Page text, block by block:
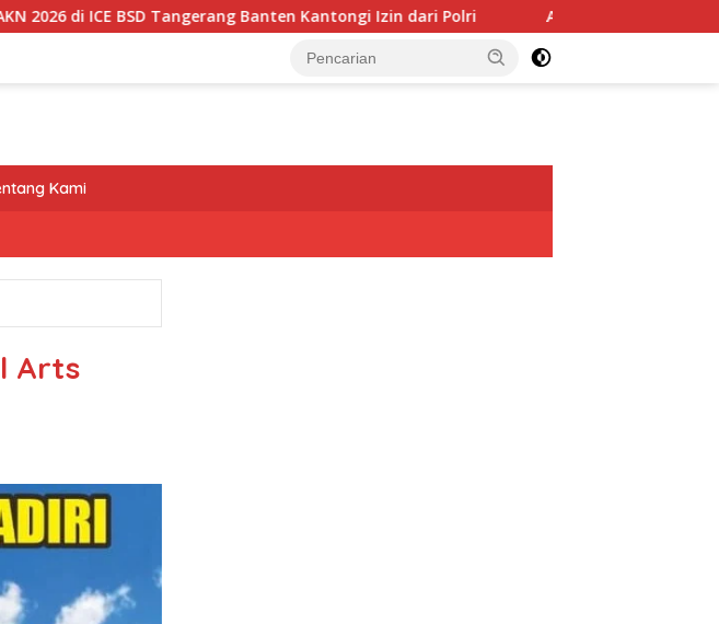
Tangerang Banten Kantongi Izin dari Polri Antusias Peserta Kontes PPAKN 2026
Kami
Arts